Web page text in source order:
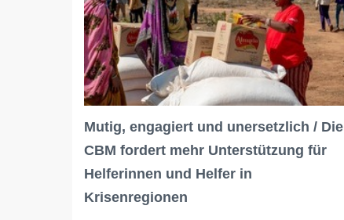
Mutig, engagiert und unersetzlich / Die
CBM fordert mehr Unterstützung für
Helferinnen und Helfer in
Krisenregionen